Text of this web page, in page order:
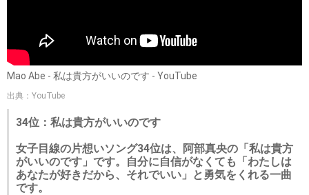
Mao Abe - 私は貴方がいいのです - YouTube
出典：YouTube
34位：私は貴方がいいのです
女子目線の片想いソング34位は、阿部真央の「私は貴方
がいいのです」です。自分に自信がなくても「わたしは
あなたが好きだから、それでいい」と勇気をくれる一曲
です。